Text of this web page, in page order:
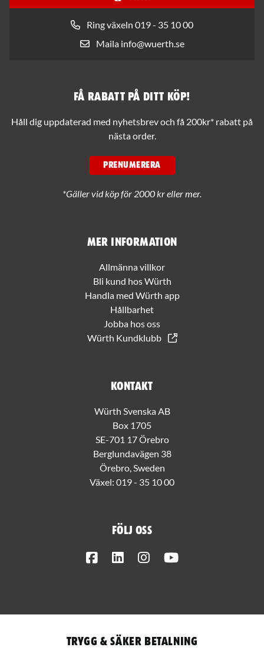
Ring växeln 019 - 35 10 00
Maila info@wuerth.se
Mer information
Allmänna villkor
Bli kund hos Würth
Handla med Würth app
Hållbarhet
Jobba hos oss
Würth Kundklubb
Kontakt
Würth Svenska AB
Box 1705
SE-701 17 Örebro
Berglundavägen 38
Örebro, Sweden
Växel: 019 - 35 10 00
Följ oss
FacebookLinkedInInstagram
Få rabatt på ditt köp!
Håll dig uppdaterad med nyhetsbrev och få 200kr* rabatt på
nästa order.
PRENUMERERA
*Gäller vid köp för 2000 kr eller mer.
Trygg & säker betalning